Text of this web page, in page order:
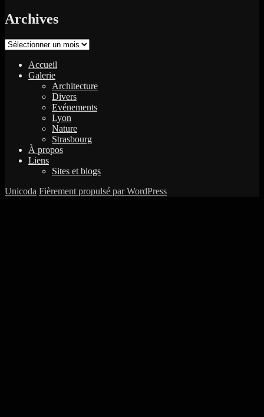
Archives
Archives
Accueil
Galerie
Architecture
Divers
Evénements
Lyon
Nature
Strasbourg
À propos
Liens
Sites et blogs
Unicoda Fièrement propulsé par WordPress